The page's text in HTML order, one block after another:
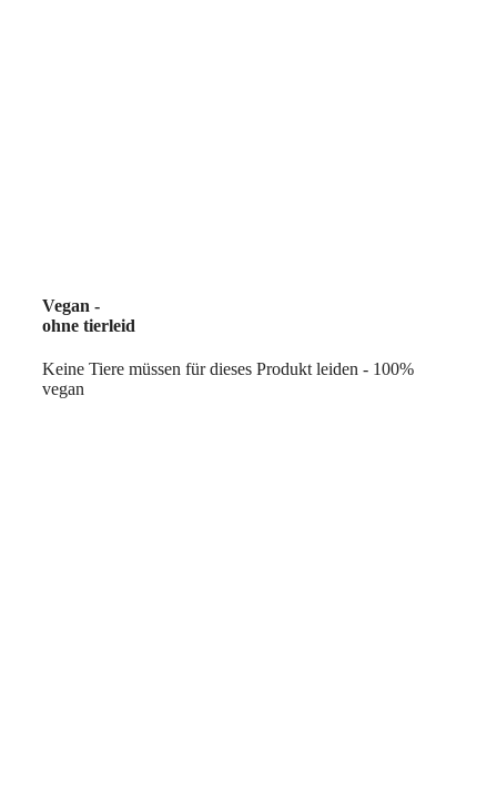
Vegan -
ohne tierleid
Keine Tiere müssen für dieses Produkt leiden - 100%
vegan